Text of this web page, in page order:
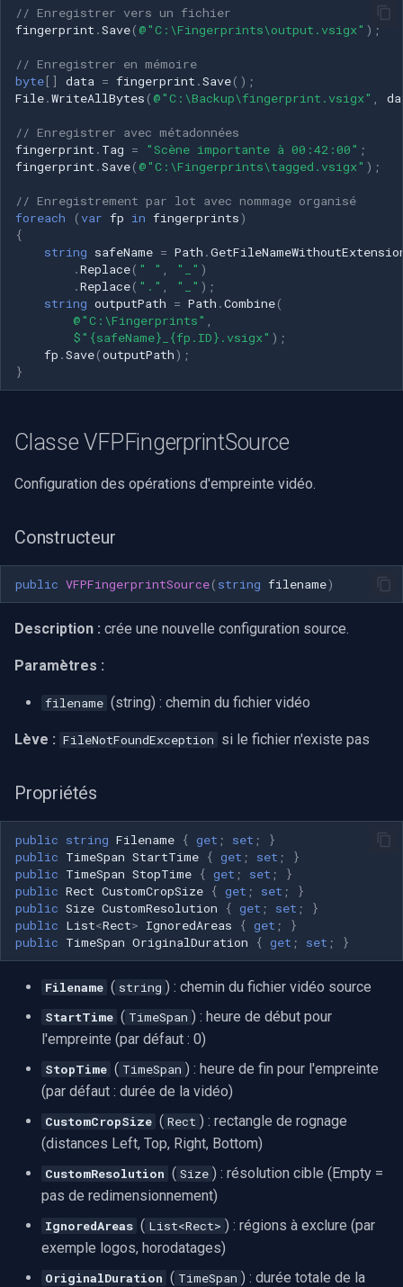
// Enregistrer vers un fichier
fingerprint .Save( @"C:\Fingerprints\output.vsigx" );
// Enregistrer en mémoire
byte[] data = fingerprint .Save();
File.WriteAllBytes ( @"C:\Backup\fingerprint.vsigx"
// Enregistrer avec métadonnées
fingerprint . Tag = "Scène importante à 00:42:00" ;
fingerprint .Save( @"C:\Fingerprints\tagged.vsigx" );
// Enregistrement par lot avec nommage organisé
foreach
( var fp in fingerprints)
{
string safeName = Path .
.Replace( " " "_" )
.Replace( "." "_" );
string outputPath = Path .Combine(
@"C:\Fingerprints"
$"{safeName}_{fp.ID}.vsigx" );
fp .Save(outputPath);
}
Classe VFPFingerprintSource
Configuration des opérations d'empreinte vidéo.
Constructeur
public VFPFingerprintSource( string filename)
Description : crée une nouvelle configuration source.
Paramètres :
filename (string) : chemin du fichier vidéo
Lève : FileNotFoundException si le fichier n'existe pas
Propriétés
public string Filename { get ; set ;
}
public TimeSpan StartTime { get ; set ;
}
public TimeSpan StopTime { get ; set ;
}
public Rect CustomCropSize { get ; set ;
}
public Size CustomResolution { get ; set ;
}
public List<Rect> IgnoredAreas { get ;
}
public TimeSpan OriginalDuration { get ; set ; }
Filename ( string ) : chemin du fichier vidéo source
StartTime ( TimeSpan ) : heure de début pour
l'empreinte (par défaut : 0)
StopTime ( TimeSpan ) : heure de fin pour l'empreinte
(par défaut : durée de la vidéo)
CustomCropSize ( Rect ) : rectangle de rognage
(distances Left, Top, Right, Bottom)
CustomResolution ( Size ) : résolution cible (Empty =
pas de redimensionnement)
IgnoredAreas ( List<Rect> ) : régions à exclure (par
exemple logos, horodatages)
OriginalDuration ( TimeSpan ) : durée totale de la